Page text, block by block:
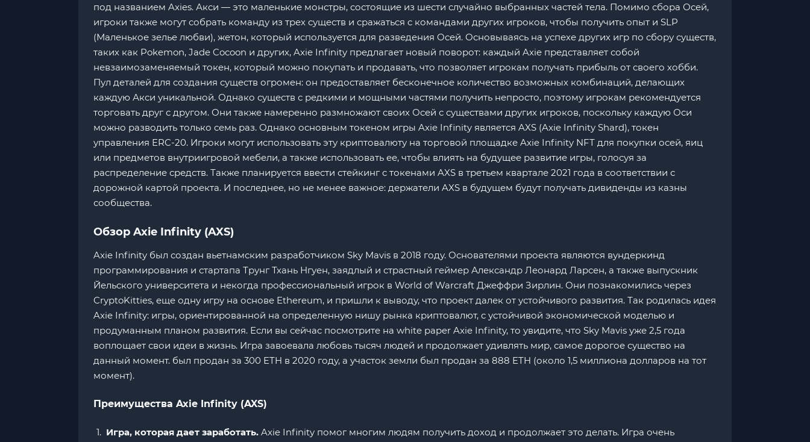
под названием Axies. Акси — это маленькие монстры, состоящие из шести случайно выбранных частей тела. Помимо сбора Осей,
игроки также могут собрать команду из трех существ и сражаться с командами других игроков, чтобы получить опыт и SLP
(Маленькое зелье любви), жетон, который используется для разведения Осей. Основываясь на успехе других игр по сбору существ,
таких как Pokemon, Jade Cocoon и других, Axie Infinity предлагает новый поворот: каждый Axie представляет собой
невзаимозаменяемый токен, который можно покупать и продавать, что позволяет игрокам получать прибыль от своего хобби.
Пул деталей для создания существ огромен: он предоставляет бесконечное количество возможных комбинаций, делающих
каждую Акси уникальной. Однако существ с редкими и мощными частями получить непросто, поэтому игрокам рекомендуется
торговать друг с другом. Они также намеренно размножают своих Осей с существами других игроков, поскольку каждую Оси
можно разводить только семь раз. Однако основным токеном игры Axie Infinity является AXS (Axie Infinity Shard), токен
управления ERC-20. Игроки могут использовать эту криптовалюту на торговой площадке Axie Infinity NFT для покупки осей, яиц
или предметов внутриигровой мебели, а также использовать ее, чтобы влиять на будущее развитие игры, голосуя за
распределение средств. Также планируется ввести стейкинг с токенами AXS в третьем квартале 2021 года в соответствии с
дорожной картой проекта. И последнее, но не менее важное: держатели AXS в будущем будут получать дивиденды из казны
сообщества.
Обзор Axie Infinity (AXS)
Axie Infinity был создан вьетнамским разработчиком Sky Mavis в 2018 году. Основателями проекта являются вундеркинд
программирования и стартапа Трунг Тхань Нгуен, заядлый и страстный геймер Александр Леонард Ларсен, а также выпускник
Йельского университета и некогда профессиональный игрок в World of Warcraft Джеффри Зирлин. Они познакомились через
CryptoKitties, еще одну игру на основе Ethereum, и пришли к выводу, что проект далек от устойчивого развития. Так родилась идея
Axie Infinity: игры, ориентированной на определенную нишу рынка криптовалют, с устойчивой экономической моделью и
продуманным планом развития. Если вы сейчас посмотрите на white paper Axie Infinity, то увидите, что Sky Mavis уже 2,5 года
воплощает свои идеи в жизнь. Игра завоевала любовь тысяч людей и продолжает удивлять мир, самое дорогое существо на
данный момент. был продан за 300 ETH в 2020 году, а участок земли был продан за 888 ETH (около 1,5 миллиона долларов на тот
момент).
Преимущества Axie Infinity (AXS)
Игра, которая дает заработать. Axie Infinity помог многим людям получить доход и продолжает это делать. Игра очень